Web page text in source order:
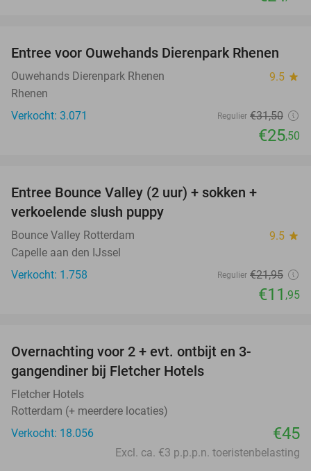
19%
Entree voor Ouwehands Dierenpark Rhenen
Ouwehands Dierenpark Rhenen 9.5 star
Rhenen
Verkocht: 3.071
Regulier €31,50
€25,50
Entree Bounce Valley (2 uur) + sokken +
verkoelende slush puppy
Bounce Valley Rotterdam 9.5 star
Capelle aan den IJssel
Verkocht: 1.758
Regulier €21,95
€11 ,95
Overnachting voor 2 + evt. ontbijt en 3-
gangendiner bij Fletcher Hotels
Fletcher Hotels
Rotterdam (+ meerdere locaties)
Verkocht: 18.056
€45
Excl. ca. €3 p.p.p.n. toeristenbelasting